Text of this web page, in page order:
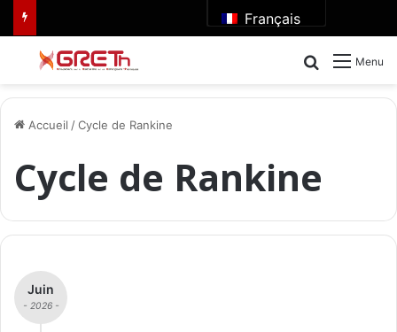
Français
Menu
Rechercher
Accueil /Cycle de Rankine
Cycle de Rankine
Juin
- 2026 -